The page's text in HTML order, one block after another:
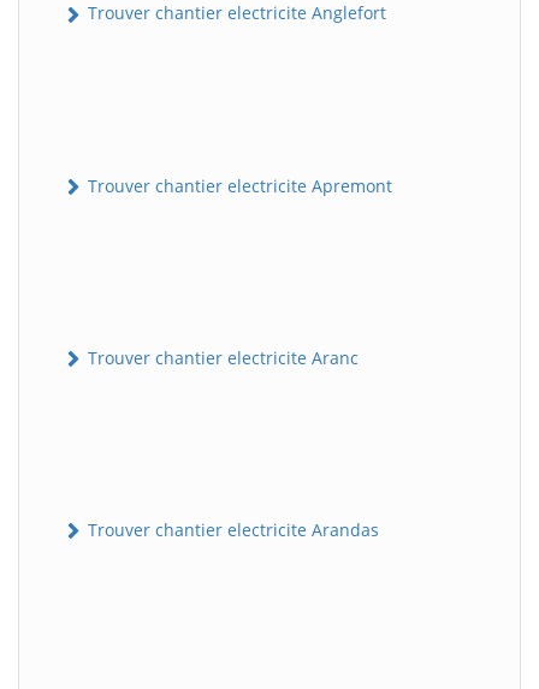
Trouver chantier electricite Anglefort
Trouver chantier electricite Apremont
Trouver chantier electricite Aranc
Trouver chantier electricite Arandas